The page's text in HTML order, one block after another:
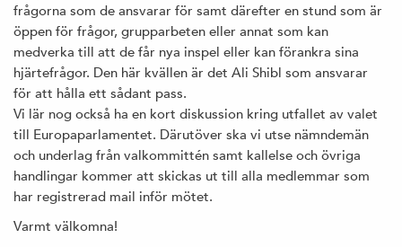
frågorna som de ansvarar för samt därefter en stund som är
öppen för frågor, grupparbeten eller annat som kan
medverka till att de får nya inspel eller kan förankra sina
hjärtefrågor. Den här kvällen är det Ali Shibl som ansvarar
för att hålla ett sådant pass.
Vi lär nog också ha en kort diskussion kring utfallet av valet
till Europaparlamentet. Därutöver ska vi utse nämndemän
och underlag från valkommittén samt kallelse och övriga
handlingar kommer att skickas ut till alla medlemmar som
har registrerad mail inför mötet.
Varmt välkomna!